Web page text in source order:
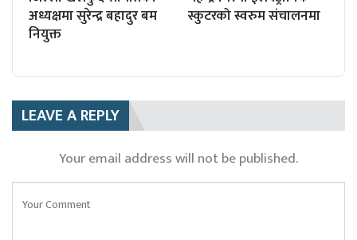
अध्यक्षमा सुरेन्द्र बहादुर बम
नियुक्त
स्कुटरको स्वरुम संचालनमा
LEAVE A REPLY
Your email address will not be published.